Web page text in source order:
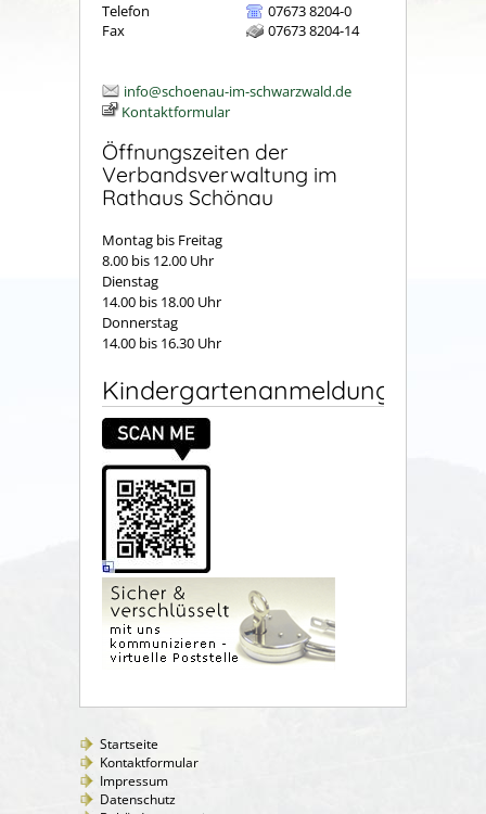
Telefon
07673 8204-0
Fax
07673 8204-14
info@schoenau-im-schwarzwald.de
Kontaktformular
Öffnungszeiten der
Verbandsverwaltung im
Rathaus Schönau
Montag bis Freitag
8.00 bis 12.00 Uhr
Dienstag
14.00 bis 18.00 Uhr
Donnerstag
14.00 bis 16.30 Uhr
Kindergartenanmeldung
Startseite
Kontaktformular
Impressum
Datenschutz